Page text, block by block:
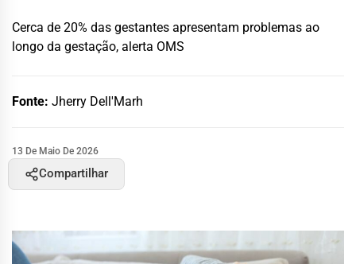
Cerca de 20% das gestantes apresentam problemas ao
longo da gestação, alerta OMS
Fonte: Jherry Dell'Marh
13 De Maio De 2026
Compartilhar